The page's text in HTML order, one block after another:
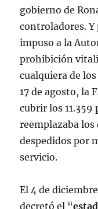
gobierno de
controladores. Y
impuso a la
prohibición
cualquiera de
17 de agosto, la
cubrir los 11.359
reemplazaba
despedidos por
servicio.
El 4 de
decretó el “